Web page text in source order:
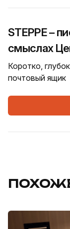
STEPPE –
смыслах
Коротко,
почтовый ящик